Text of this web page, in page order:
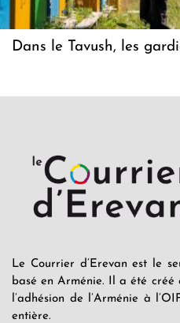
Dans le Tavush, les
Le Courrier d’Erevan est le
basé en Arménie. Il a été créé
l’adhésion de l’Arménie à
entière.